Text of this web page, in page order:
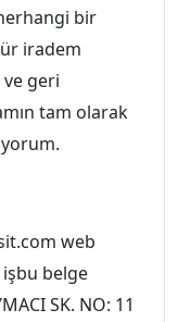
bir
iradem
ve geri
tam olarak
web
belge
SK. NO: 11